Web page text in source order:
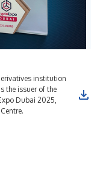
institution
the issuer of the
Dubai 2025,